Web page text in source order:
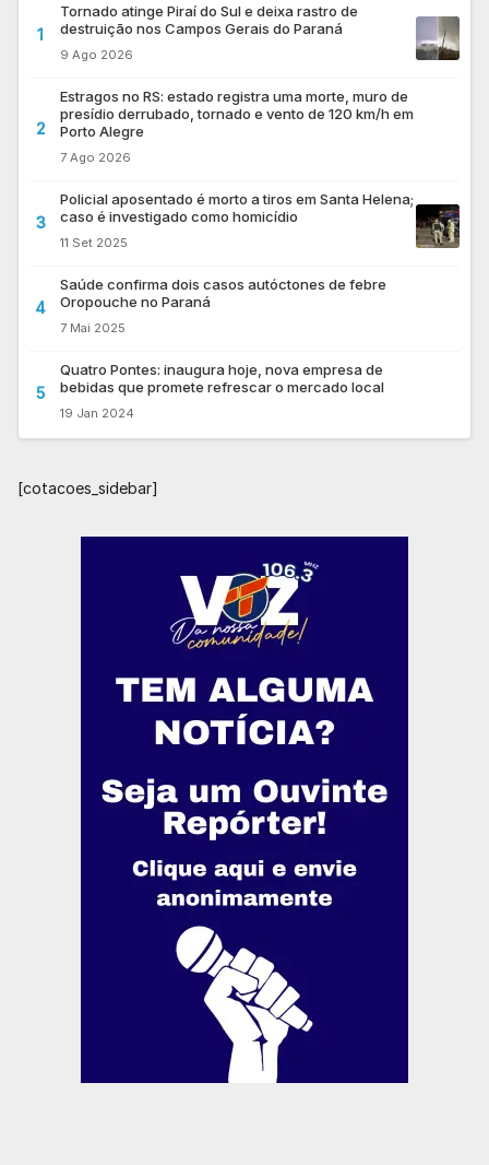
1
Tornado atinge Piraí do Sul e deixa rastro de
destruição nos Campos Gerais do Paraná
9 Ago 2026
2
Estragos no RS: estado registra uma morte, muro de
presídio derrubado, tornado e vento de 120 km/h em
Porto Alegre
7 Ago 2026
3
Policial aposentado é morto a tiros em Santa Helena;
caso é investigado como homicídio
11 Set 2025
4
Saúde confirma dois casos autóctones de febre
Oropouche no Paraná
7 Mai 2025
5
Quatro Pontes: inaugura hoje, nova empresa de
bebidas que promete refrescar o mercado local
19 Jan 2024
[cotacoes_sidebar]